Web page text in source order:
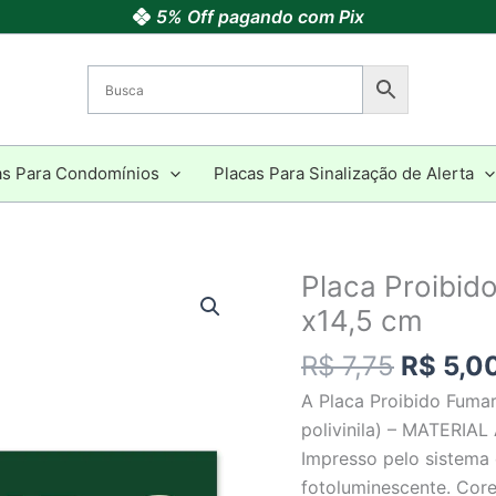
5% Off pagando com Pix
Para Condomínios Placas Para Sinalização de Alerta
Placa
x14,5 cm
R$7,75
O
preço
era:
R$
R$
A Placa Proibido
polivinila) –
Impresso pelo
fotoluminescente.
Placa
Proibido
Fumar
Fotoluminescente
-
29
x14,5
cm